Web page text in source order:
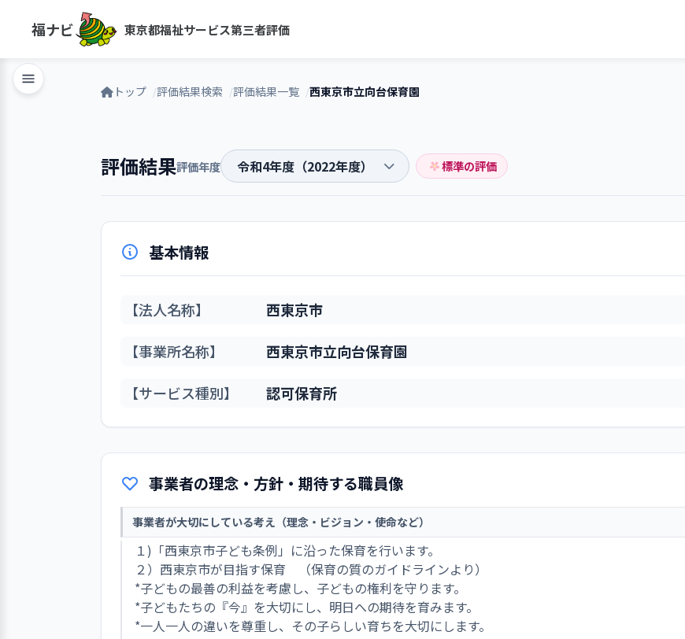
福ナビ 東京都福祉サービス第三者評価
トップ 評価結果検索 評価結果一覧 西東京市立向台保育園
評価結果評価年度 標準の評価
基本情報
【法人名称】 西東京市
【事業所名称】 西東京市立向台保育園
【サービス種別】 認可保育所
事業者の理念・方針・期待する職員像
事業者が大切にしている考え（理念・ビジョン・使命など）
１)「西東京市子ども条例」に沿った保育を行います。
２）西東京市が目指す保育 （保育の質のガイドラインより）
*子どもの最善の利益を考慮し、子どもの権利を守ります。
*子どもたちの『今』を大切にし、明日への期待を育みます。
*一人一人の違いを尊重し、その子らしい育ちを大切にします。